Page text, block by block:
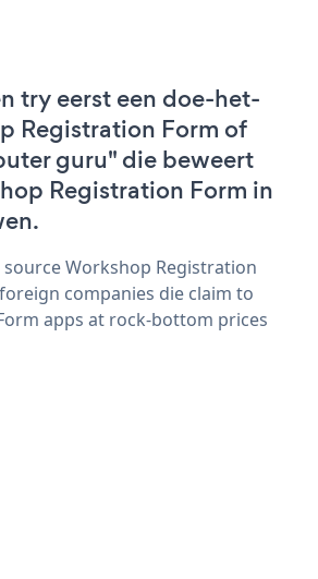
try eerst een doe-het-
Registration Form of
guru" die beweert
Registration Form in
Workshop Registration
companies die claim to
apps at rock-bottom prices